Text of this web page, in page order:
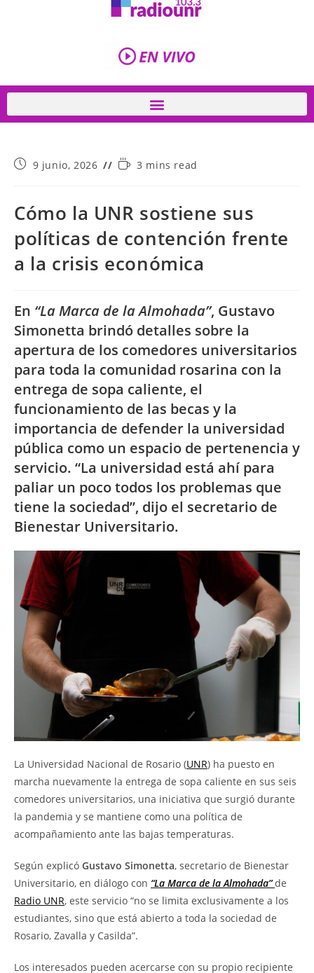
9 junio, 2026 3 mins read
Cómo la UNR sostiene sus
políticas de contención frente
a la crisis económica
En “La Marca de la Almohada”, Gustavo
Simonetta brindó detalles sobre la
apertura de los comedores universitarios
para toda la comunidad rosarina con la
entrega de sopa caliente, el
funcionamiento de las becas y la
importancia de defender la universidad
pública como un espacio de pertenencia y
servicio. “La universidad está ahí para
paliar un poco todos los problemas que
tiene la sociedad”, dijo el secretario de
Bienestar Universitario.
La Universidad Nacional de Rosario (UNR) ha puesto en
marcha nuevamente la entrega de sopa caliente en sus seis
comedores universitarios, una iniciativa que surgió durante
la pandemia y se mantiene como una política de
acompañamiento ante las bajas temperaturas.
Según explicó Gustavo Simonetta, secretario de Bienestar
Universitario, en diálogo con “La Marca de la Almohada” de
Radio UNR, este servicio “no se limita exclusivamente a los
estudiantes, sino que está abierto a toda la sociedad de
Rosario, Zavalla y Casilda”.
Los interesados pueden acercarse con su propio recipiente